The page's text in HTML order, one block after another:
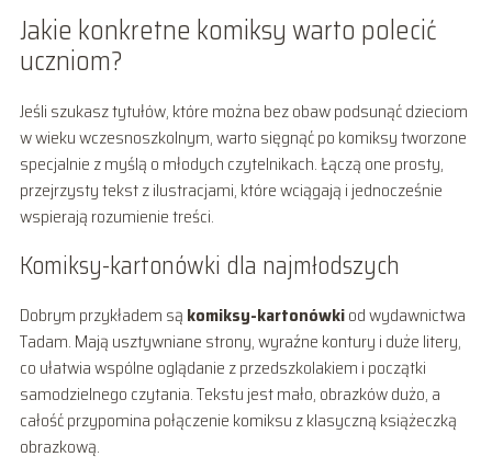
Jakie konkretne komiksy warto polecić
uczniom?
Jeśli szukasz tytułów, które można bez obaw podsunąć dzieciom
w wieku wczesnoszkolnym, warto sięgnąć po komiksy tworzone
specjalnie z myślą o młodych czytelnikach. Łączą one prosty,
przejrzysty tekst z ilustracjami, które wciągają i jednocześnie
wspierają rozumienie treści.
Komiksy-kartonówki dla najmłodszych
Dobrym przykładem są komiksy-kartonówkiod wydawnictwa
Tadam. Mają usztywniane strony, wyraźne kontury i duże litery,
co ułatwia wspólne oglądanie z przedszkolakiem i początki
samodzielnego czytania. Tekstu jest mało, obrazków dużo, a
całość przypomina połączenie komiksu z klasyczną książeczką
obrazkową.